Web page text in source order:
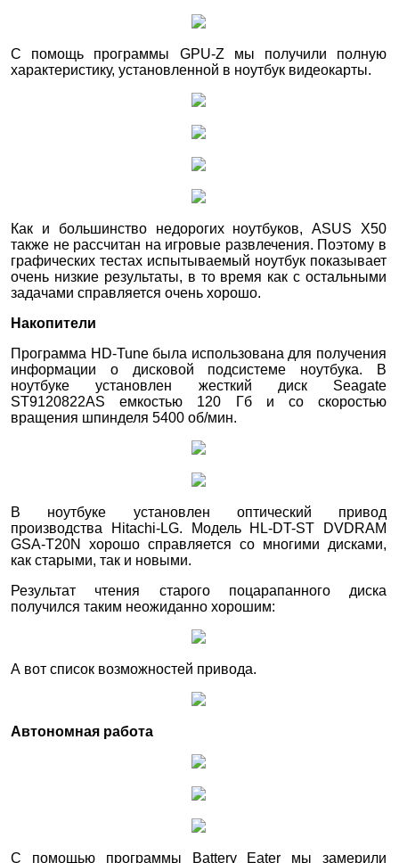
С помощь программы GPU-Z мы получили полную
характеристику, установленной в ноутбук видеокарты.
Как и большинство недорогих ноутбуков, ASUS X50
также не рассчитан на игровые развлечения. Поэтому в
графических тестах испытываемый ноутбук показывает
очень низкие результаты, в то время как с остальными
задачами справляется очень хорошо.
Накопители
Программа HD-Tune была использована для получения
информации о дисковой подсистеме ноутбука. В
ноутбуке установлен жесткий диск Seagate
ST9120822AS емкостью 120 Гб и со скоростью
вращения шпинделя 5400 об/мин.
В ноутбуке установлен оптический привод
производства Hitachi-LG. Модель HL-DT-ST DVDRAM
GSA-T20N хорошо справляется со многими дисками,
как старыми, так и новыми.
Результат чтения старого поцарапанного диска
получился таким неожиданно хорошим:
А вот список возможностей привода.
Автономная работа
С помощью программы Battery Eater мы замерили